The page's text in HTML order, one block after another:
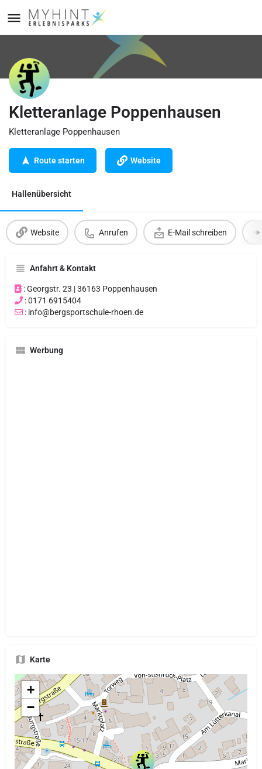
Kletteranlage Poppenhausen
Kletteranlage Poppenhausen
Route starten Website
Hallenübersicht
Website Anrufen E-Mail schreiben
Anfahrt & Kontakt
: Georgstr. 23 | 36163 Poppenhausen
: 0171 6915404
: info@bergsportschule-rhoen.de
Werbung
Karte
+
−